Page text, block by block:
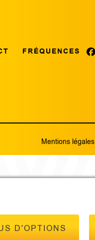
FRÉQUENCES
Mentions légales
D'OPTIONS